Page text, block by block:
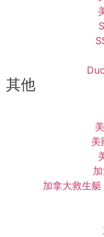
其他
美
加拿大救生